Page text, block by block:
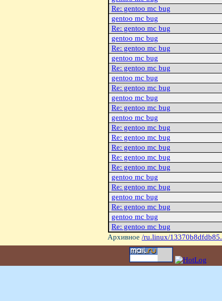
Re: gentoo mc bug
gentoo mc bug
Re: gentoo mc bug
gentoo mc bug
Re: gentoo mc bug
gentoo mc bug
Re: gentoo mc bug
gentoo mc bug
Re: gentoo mc bug
gentoo mc bug
Re: gentoo mc bug
gentoo mc bug
Re: gentoo mc bug
Re: gentoo mc bug
Re: gentoo mc bug
Re: gentoo mc bug
Re: gentoo mc bug
gentoo mc bug
Re: gentoo mc bug
gentoo mc bug
Re: gentoo mc bug
gentoo mc bug
Re: gentoo mc bug
Архивное /ru.linux/